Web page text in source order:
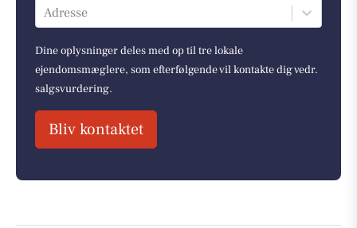
Adresse
Dine oplysninger deles med op til tre lokale
ejendomsmæglere, som efterfølgende vil kontakte dig vedr.
salgsvurdering.
Bliv kontaktet